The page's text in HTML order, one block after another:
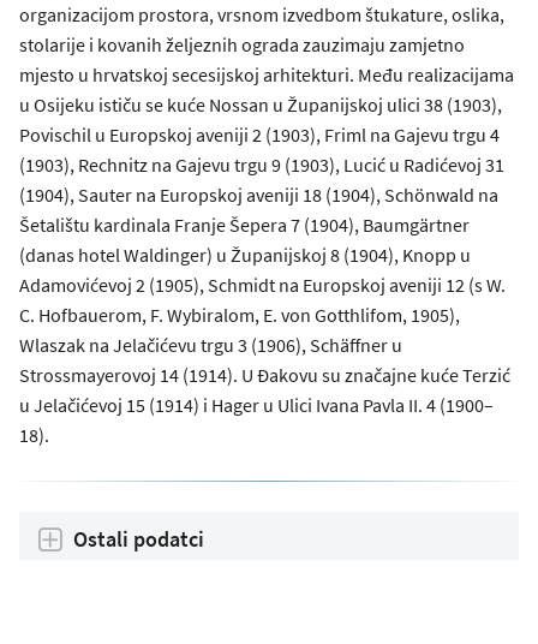
organizacijom prostora, vrsnom izvedbom štukature, oslika,
stolarije i kovanih željeznih ograda zauzimaju zamjetno
mjesto u hrvatskoj secesijskoj arhitekturi. Među realizacijama
u Osijeku ističu se kuće Nossan u Županijskoj ulici 38 (1903),
Povischil u Europskoj aveniji 2 (1903), Friml na Gajevu trgu 4
(1903), Rechnitz na Gajevu trgu 9 (1903), Lucić u Radićevoj 31
(1904), Sauter na Europskoj aveniji 18 (1904), Schönwald na
Šetalištu kardinala Franje Šepera 7 (1904), Baumgärtner
(danas hotel Waldinger) u Županijskoj 8 (1904), Knopp u
Adamovićevoj 2 (1905), Schmidt na Europskoj aveniji 12 (s W.
C. Hofbauerom, F. Wybiralom, E. von Gotthlifom, 1905),
Wlaszak na Jelačićevu trgu 3 (1906), Schäffner u
Strossmayerovoj 14 (1914). U Đakovu su značajne kuće Terzić
u Jelačićevoj 15 (1914) i Hager u Ulici Ivana Pavla II. 4 (1900–
18).
Ostali podatci